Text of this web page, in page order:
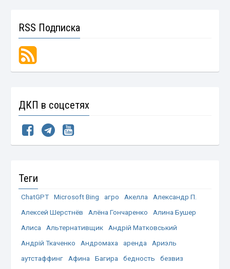
RSS Подписка
ДКП в соцсетях
Теги
ChatGPT Microsoft Bing агро Акелла
Александр П.
Алексей Шерстнёв
Алёна Гончаренко
Алина Бушер
Алиса
Альтернативщик
Андрій Матковський
Андрій Ткаченко
Андромаха аренда
Ариэль
аутстаффинг
Афина Багира бедность
безвиз